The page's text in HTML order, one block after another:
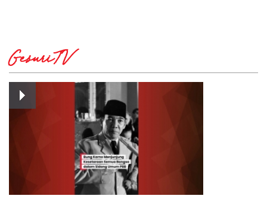
GesuriTV